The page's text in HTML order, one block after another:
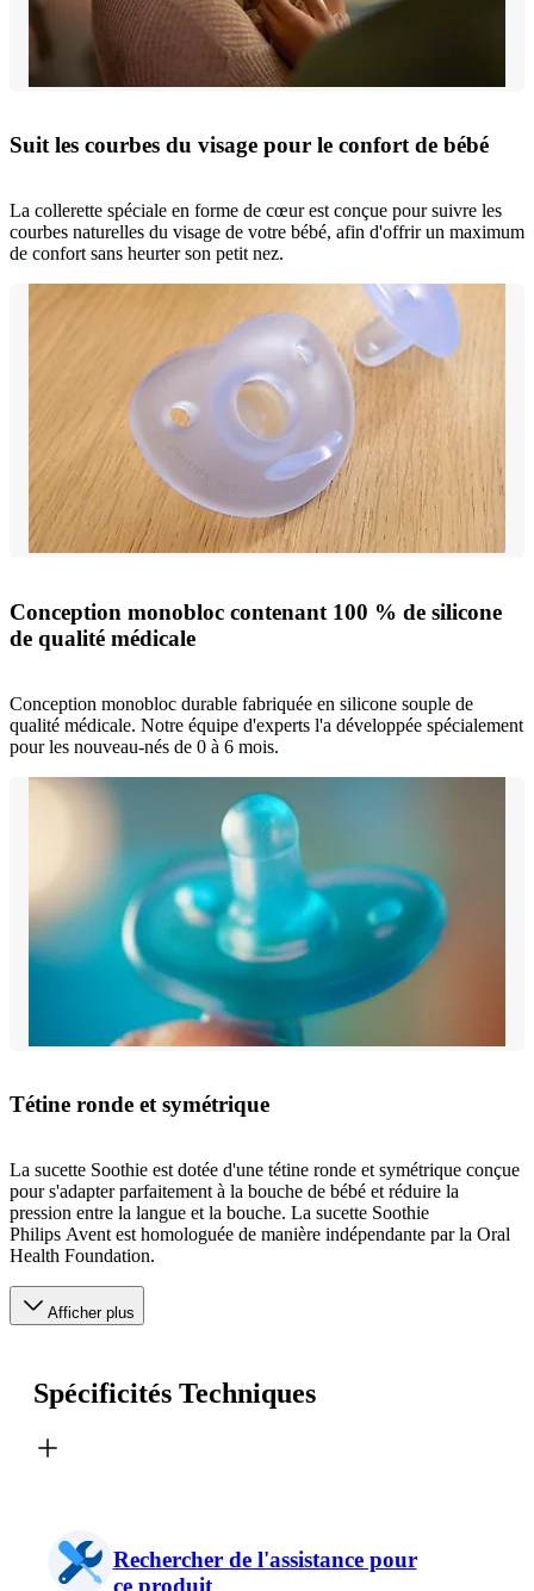
Suit les courbes du visage pour le confort de bébé
La collerette spéciale en forme de cœur est conçue pour suivre les
courbes naturelles du visage de votre bébé, afin d'offrir un maximum
de confort sans heurter son petit nez.
Conception monobloc contenant 100 % de silicone
de qualité médicale
Conception monobloc durable fabriquée en silicone souple de
qualité médicale. Notre équipe d'experts l'a développée spécialement
pour les nouveau-nés de 0 à 6 mois.
Tétine ronde et symétrique
La sucette Soothie est dotée d'une tétine ronde et symétrique conçue
pour s'adapter parfaitement à la bouche de bébé et réduire la
pression entre la langue et la bouche. La sucette Soothie
Philips Avent est homologuée de manière indépendante par la Oral
Health Foundation.
Afficher plus
Spécificités Techniques
Rechercher de l'assistance pour
ce produit